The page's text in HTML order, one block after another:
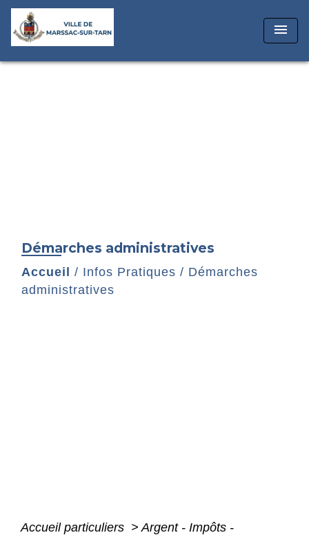
menu
Démarches administratives
Accueil / Infos Pratiques / Démarches
administratives
Accueil particuliers > Argent - Impôts -